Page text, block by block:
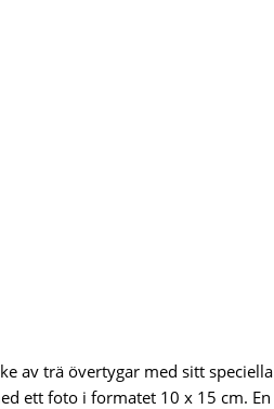
av trä övertygar med sitt speciella
ett foto i formatet 10 x 15 cm. En